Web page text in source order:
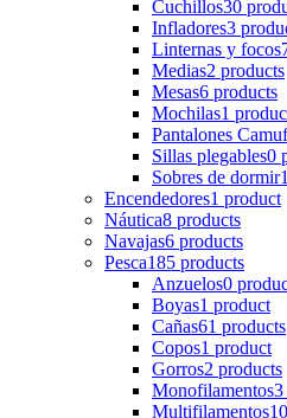
Cuchillos30
Infladores3
Linternas y focos
Medias2 products
Mesas6 products
Mochilas1
Pantalones
Sillas plegables0
Sobres de dormir
Encendedores1 product
Náutica8 products
Navajas6 products
Pesca185 products
Anzuelos0
Boyas1 product
Cañas61 products
Copos1 product
Gorros2 products
Monofilamentos3
Multifilamentos